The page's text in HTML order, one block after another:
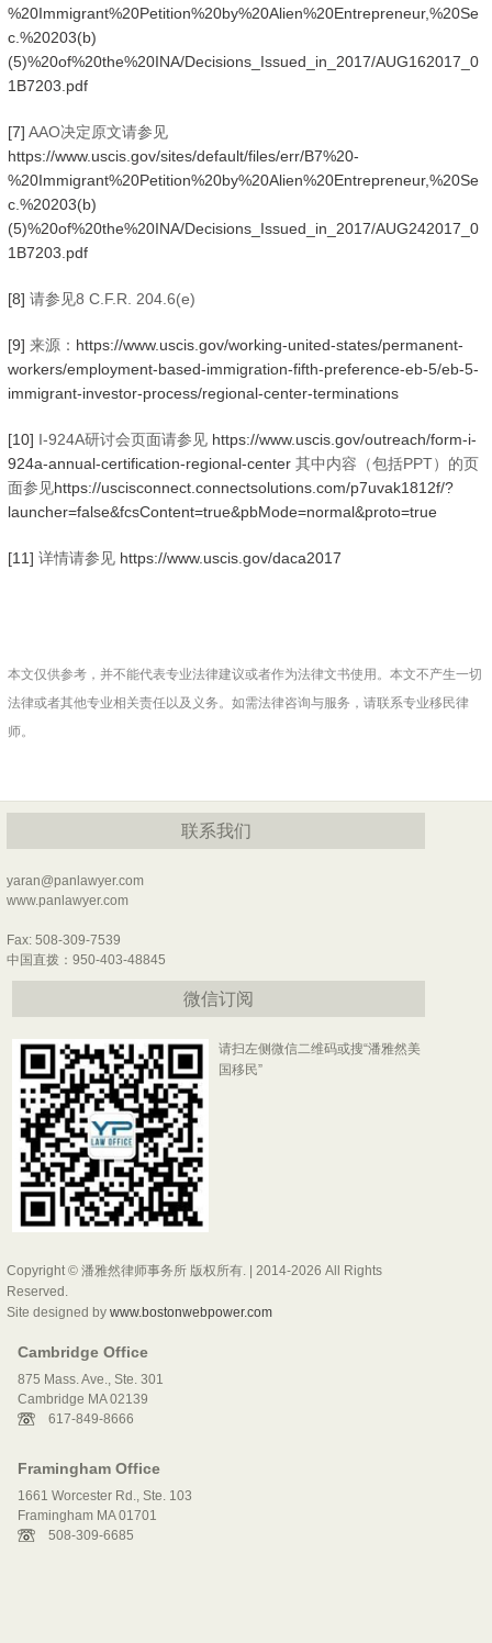
%20Immigrant%20Petition%20by%20Alien%20Entrepreneur,%20Se
c.%20203(b)
(5)%20of%20the%20INA/Decisions_Issued_in_2017/AUG162017_0
1B7203.pdf
[7] AAO决定原文请参见
https://www.uscis.gov/sites/default/files/err/B7%20-
%20Immigrant%20Petition%20by%20Alien%20Entrepreneur,%20Se
c.%20203(b)
(5)%20of%20the%20INA/Decisions_Issued_in_2017/AUG242017_0
1B7203.pdf
[8] 请参见8 C.F.R. 204.6(e)
[9] 来源： https://www.uscis.gov/working-united-states/permanent-
workers/employment-based-immigration-fifth-preference-eb-5/eb-5-
immigrant-investor-process/regional-center-terminations
[10] I-924A研讨会页面请参见 https://www.uscis.gov/outreach/form-i-
924a-annual-certification-regional-center 其中内容（包括PPT）的页
面参见https://uscisconnect.connectsolutions.com/p7uvak1812f/?
launcher=false&fcsContent=true&pbMode=normal&proto=true
[11] 详情请参见 https://www.uscis.gov/daca2017
本文仅供参考，并不能代表专业法律建议或者作为法律文书使用。本文不产生一切
法律或者其他专业相关责任以及义务。如需法律咨询与服务，请联系专业移民律
师。
联系我们
yaran@panlawyer.com
www.panlawyer.com
Fax: 508-309-7539
中国直拨：950-403-48845
微信订阅
请扫左侧微信二维码或搜“潘雅然美
国移民”
Copyright © 潘雅然律师事务所 版权所有. | 2014-2026 All Rights
Reserved.
Site designed by www.bostonwebpower.com
Cambridge Office
875 Mass. Ave., Ste. 301
Cambridge MA 02139
617-849-8666
Framingham Office
1661 Worcester Rd., Ste. 103
Framingham MA 01701
508-309-6685